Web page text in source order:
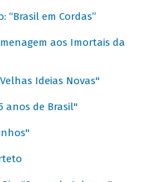
em Cordas”
aos Imortais da
Ideias Novas"
anos de Brasil"